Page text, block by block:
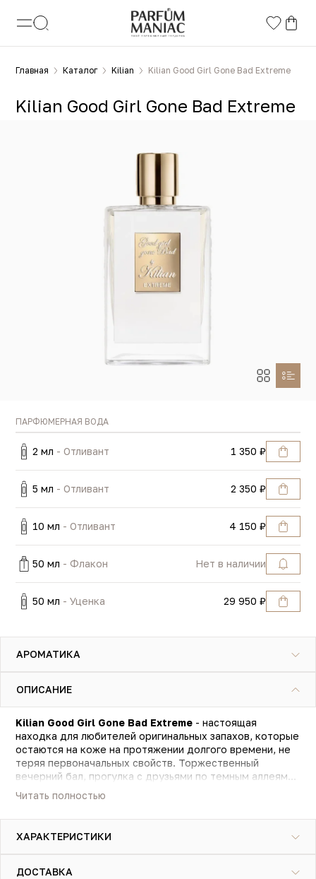
Главная Каталог Kilian Kilian Good Girl Gone Bad Extreme
Kilian Good Girl Gone Bad Extreme
ПАРФЮМЕРНАЯ ВОДА
2 мл - Отливант 1 350 ₽
5 мл - Отливант 2 350 ₽
10 мл - Отливант 4 150 ₽
50 мл - Флакон Нет в наличии
50 мл - Уценка 29 950 ₽
АРОМАТИКА
ОПИСАНИЕ
Kilian Good Girl Gone Bad Extreme - настоящая
находка для любителей оригинальных запахов, которые
остаются на коже на протяжении долгого времени, не
теряя первоначальных свойств. Торжественный
вечерний бал, прогулка с друзьями по темным аллеям
или деловые обеды с заграничными партнерами -
любое мероприятие станет более ярких вместе с
ароматом Kilian Good Girl Gone Bad Extreme.
Читать полностью
ХАРАКТЕРИСТИКИ
ДОСТАВКА